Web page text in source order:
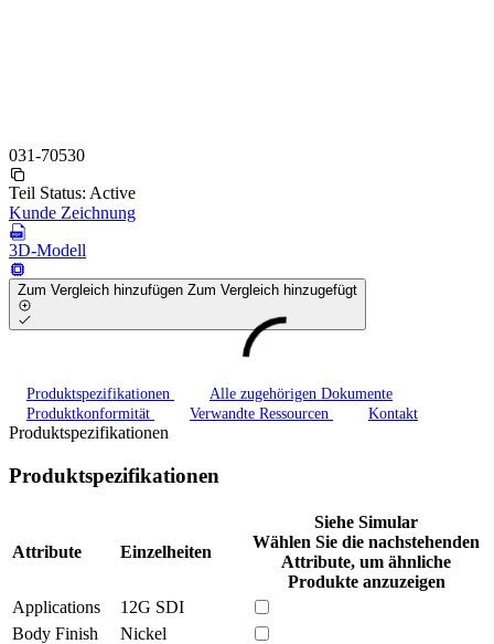
031-70530
Teil Status: Active
Kunde Zeichnung
3D-Modell
Zum Vergleich hinzufügen Zum Vergleich hinzugefügt
Produktspezifikationen
Alle zugehörigen Dokumente
Produktkonformität
Verwandte Ressourcen Kontakt
Produktspezifikationen
Produktspezifikationen
Attribute Einzelheiten
Siehe Simular
Wählen Sie die nachstehenden
Attribute, um ähnliche
Produkte anzuzeigen
Applications
12G SDI
Body Finish
Nickel